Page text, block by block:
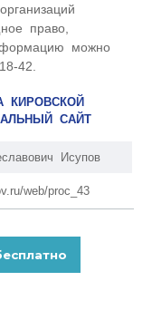
право,
можно
42.
КИРОВСКОЙ
САЙТ
Исупов
web/proc_43